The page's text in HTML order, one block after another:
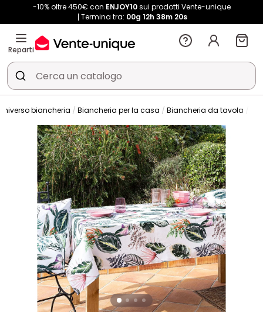
-10% oltre 450€ con ENJOY10sui prodotti Vente-unique
Termina tra: 00g 12h 38m 20s
Reparti
biancheria Biancheria per la casa Biancheria da tavola